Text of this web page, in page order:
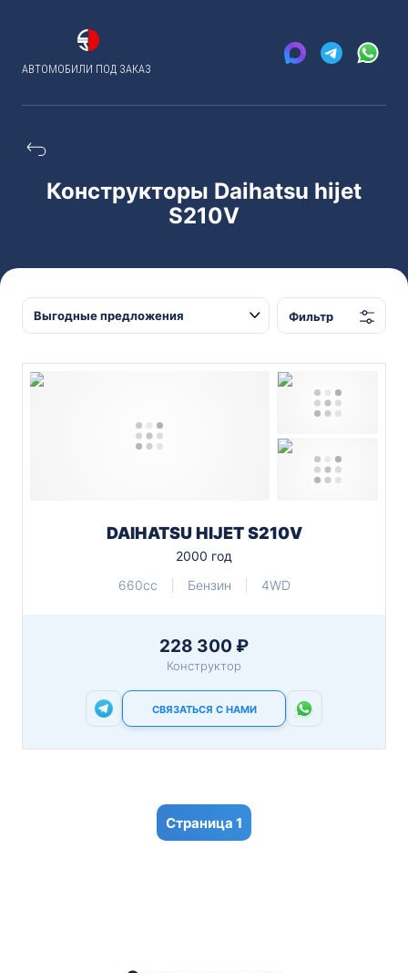
АВТОМОБИЛИ ПОД ЗАКАЗ
Конструкторы Daihatsu hijet
S210V
Фильтр
DAIHATSU HIJET S210V
2000 год
660cc
Бензин 4WD
228 300 ₽
Конструктор
СВЯЗАТЬСЯ С НАМИ
1